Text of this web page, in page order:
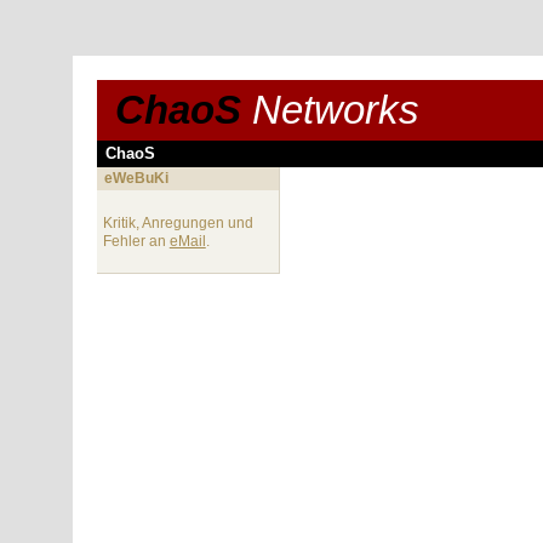
ChaoS Networks
ChaoS
eWeBuKi
Kritik, Anregungen und
Fehler an eMail .